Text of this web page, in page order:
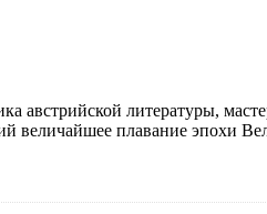
австрийской литературы,
величайшее плавание эпохи